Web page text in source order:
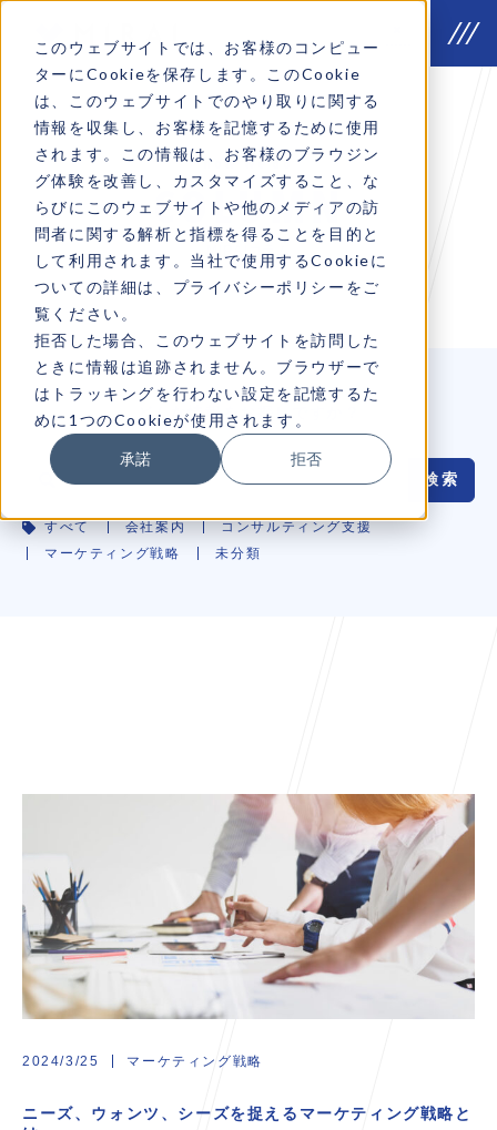
このウェブサイトでは、お客様のコンピュー
ターにCookieを保存します。このCookie
は、このウェブサイトでのやり取りに関する
情報を収集し、お客様を記憶するために使用
されます。この情報は、お客様のブラウジン
グ体験を改善し、カスタマイズすること、な
らびにこのウェブサイトや他のメディアの訪
問者に関する解析と指標を得ることを目的と
して利用されます。当社で使用するCookieに
ついての詳細は、プライバシーポリシーをご
覧ください。
拒否した場合、このウェブサイトを訪問した
ときに情報は追跡されません。ブラウザーで
はトラッキングを行わない設定を記憶するた
めに1つのCookieが使用されます。
承諾 拒否
how we do
COLUMN
MIRAIコラム
どんな情報をお探しですか？
すべて 会社案内
コンサルティング支援
マーケティング戦略
未分類
2024/3/25 マーケティング戦略
ニーズ、ウォンツ、シーズを捉えるマーケティング戦略と